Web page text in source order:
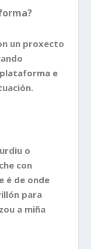
un proxecto
e
o
con
é de onde
para
a miña